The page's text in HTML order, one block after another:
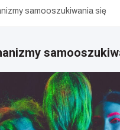
samooszukiwania się